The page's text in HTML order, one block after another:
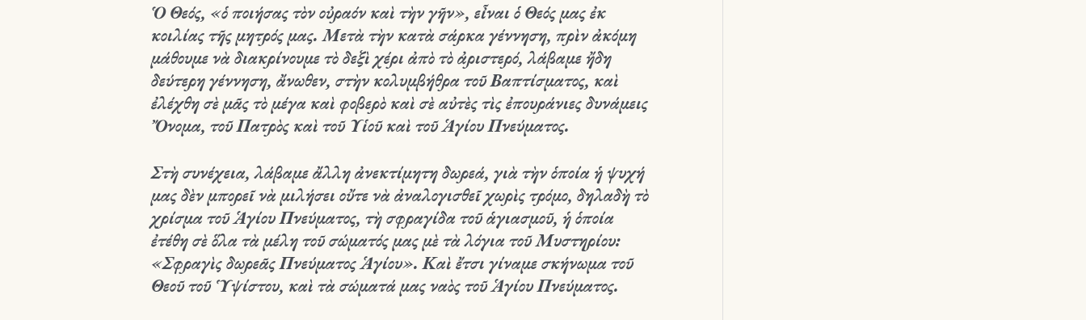
Ὁ Θεός, «ὁ ποιήσας τὸν οὐραόν καὶ τὴν γῆν», εἶναι ὁ Θεός μας ἐκ
κοιλίας τῆς μητρός μας. Μετὰ τὴν κατὰ σάρκα γέννηση, πρὶν ἀκόμη
μάθουμε νὰ διακρίνουμε τὸ δεξὶ χέρι ἀπὸ τὸ ἀριστερό, λάβαμε ἤδη
δεύτερη γέννηση, ἄνωθεν, στὴν κολυμβήθρα τοῦ Βαπτίσματος, καὶ
ἐλέχθη σὲ μᾶςτὸ μέγα καὶ φοβερὸ καὶ σὲ αὐτὲς τὶς ἐπουράνιες δυνάμεις
Ὄνομα, τοῦ Πατρὸς καὶ τοῦ Υἱοῦ καὶ τοῦ Ἁγίου Πνεύματος.
Στὴ συνέχεια, λάβαμε ἄλλη ἀνεκτίμητη δωρεά, γιὰ τὴν ὁποία ἡ ψυχή
μας δὲν μπορεῖ νὰ μιλήσει οὔτε νὰ ἀναλογισθεῖ χωρὶς τρόμο, δηλαδὴ τὸ
χρίσμα τοῦ Ἁγίου Πνεύματος, τὴ σφραγίδα τοῦ ἁγιασμοῦ, ἡ ὁποία
ἐτέθη σὲ ὅλα τὰ μέλη τοῦ σώματός μας μὲ τὰ λόγια τοῦ Μυστηρίου:
«Σφραγὶς δωρεᾶς Πνεύματος Ἁγίου». Καὶ ἔτσι γίναμε σκήνωμα τοῦ
Θεοῦ τοῦ Ὑψίστου, καὶ τὰ σώματά μας ναὸς τοῦ Ἁγίου Πνεύματος.